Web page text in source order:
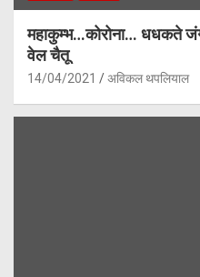
महाकुम्भ…कोरोना…
वेल चैतू
14/04/2021 अविकल थपलियाल